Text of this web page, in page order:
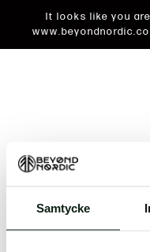
Samtycke
It looks like you
An unknown error